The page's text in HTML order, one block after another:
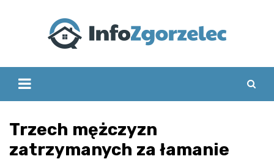
Trzech mężczyzn
zatrzymanych za łamanie